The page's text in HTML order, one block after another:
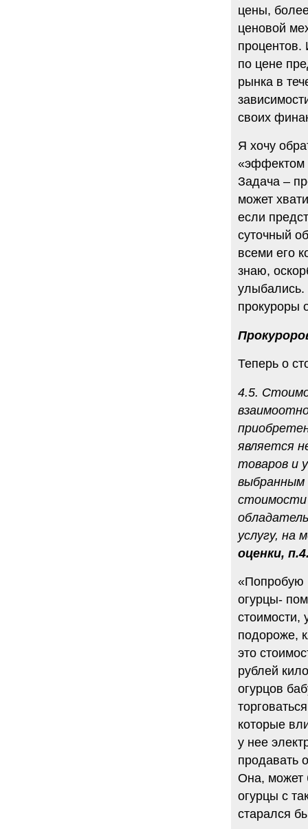
цены,
ценовой
процентов.
по цене
рынка в
своих
Я хочу
«эффектом
Задача –
может
если
суточный
всеми его
знаю,
прокуроры
Теперь о
4.5.
является
товаров и
выбранным
стоимости
услугу, на
оценки,
«Попробую
огурцы-
стоимости,
подороже,
это
рублей
огурцов
которые
у нее
продавать
Она, может
огурцы с
старался